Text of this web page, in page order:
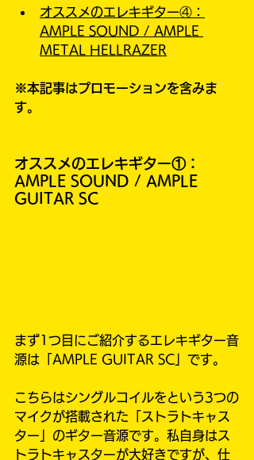
オススメのエレキギター④：
AMPLE SOUND / AMPLE
METAL HELLRAZER
※本記事はプロモーションを含みま
す。
オススメのエレキギター①：
AMPLE SOUND / AMPLE
GUITAR SC
まず1つ目にご紹介するエレキギター音
源は「AMPLE GUITAR SC」です。
こちらはシングルコイルをという3つの
マイクが搭載された「ストラトキャス
ター」のギター音源です。私自身はス
トラトキャスターが大好きですが、仕